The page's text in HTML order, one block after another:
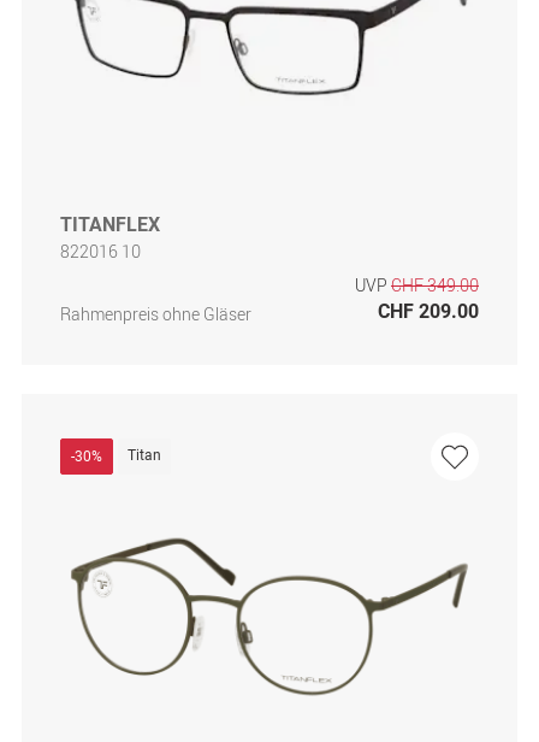
TITANFLEX
822016 10
Rahmenpreis ohne Gläser
UVP CHF 349.00
CHF 209.00
-30% Titan